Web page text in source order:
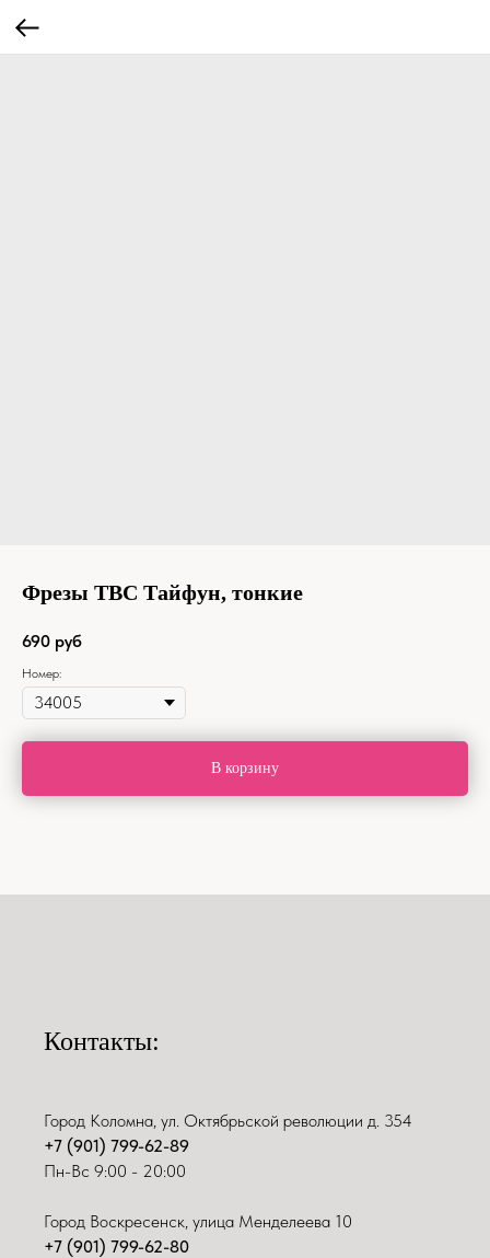
Фрезы ТВС Тайфун, тонкие
690 руб
Номер:
В корзину
Контакты:
Город Коломна, ул. Октябрьской революции д. 354
+7 (901) 799-62-89
Пн-Вс 9:00 - 20:00
Город Воскресенск, улица Менделеева 10
+7 (901) 799-62-80